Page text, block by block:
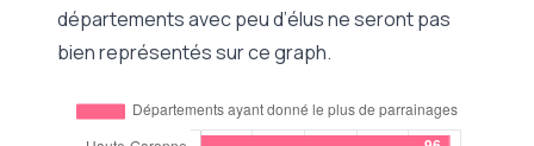
départements avec peu d’élus ne seront pas
bien représentés sur ce graph.